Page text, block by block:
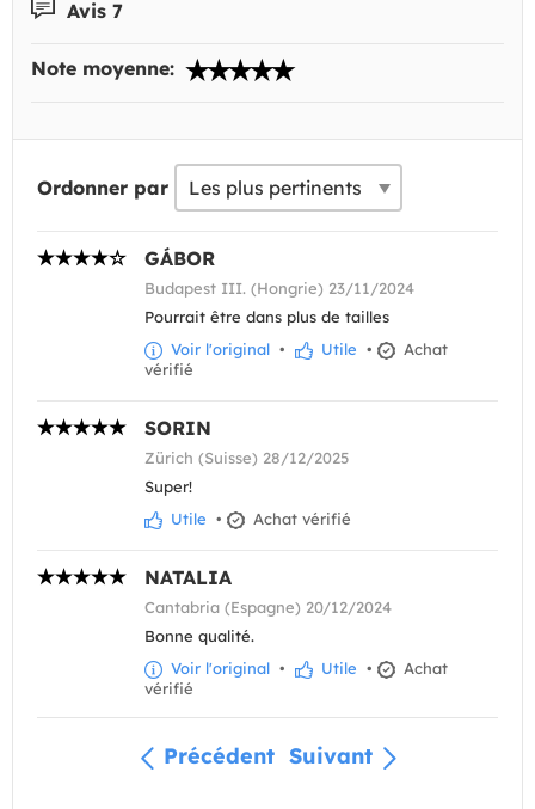
Avis 7
Note moyenne:
Ordonner par
GÁBOR
Budapest III. (Hongrie) 23/11/2024
Pourrait être dans plus de tailles
Voir l'original • Utile •
Achat
vérifié
SORIN
Zürich (Suisse) 28/12/2025
Super!
Utile • Achat vérifié
NATALIA
Cantabria (Espagne) 20/12/2024
Bonne qualité.
Voir l'original • Utile •
Achat
vérifié
Précédent Suivant